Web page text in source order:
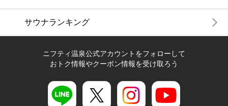
サウナランキング
ニフティ温泉公式アカウントをフォローして
おトク情報やクーポン情報を受け取ろう